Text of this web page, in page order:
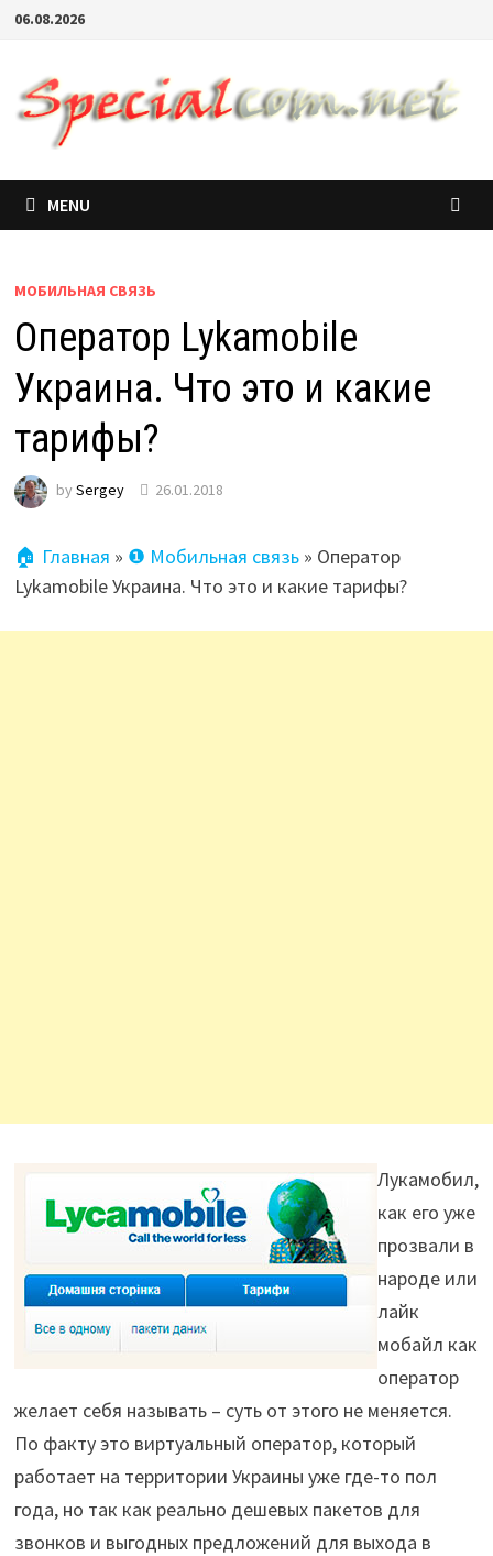
06.08.2026
MENU
МОБИЛЬНАЯ СВЯЗЬ
Оператор Lykamobile
Украина. Что это и какие
тарифы?
by Sergey 26.01.2018
🏠 Главная » ❶ Мобильная связь» Оператор
Lykamobile Украина. Что это и какие тарифы?
Лукамобил,
как его уже
прозвали в
народе или
лайк
мобайл как
оператор
желает себя называть – суть от этого не меняется.
По факту это виртуальный оператор, который
работает на территории Украины уже где-то пол
года, но так как реально дешевых пакетов для
звонков и выгодных предложений для выхода в